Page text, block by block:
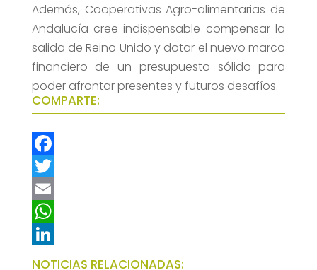
Además, Cooperativas Agro-alimentarias de
Andalucía cree indispensable compensar la
salida de Reino Unido y dotar el nuevo marco
financiero de un presupuesto sólido para
poder afrontar presentes y futuros desafíos.
COMPARTE:
F
a
c
e
b
T
w
t
E
m
a
W
h
LNOTICIAS RELACIONADAS: